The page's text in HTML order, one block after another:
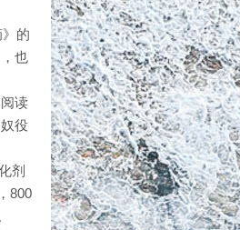
的
也
读
役
剂
800